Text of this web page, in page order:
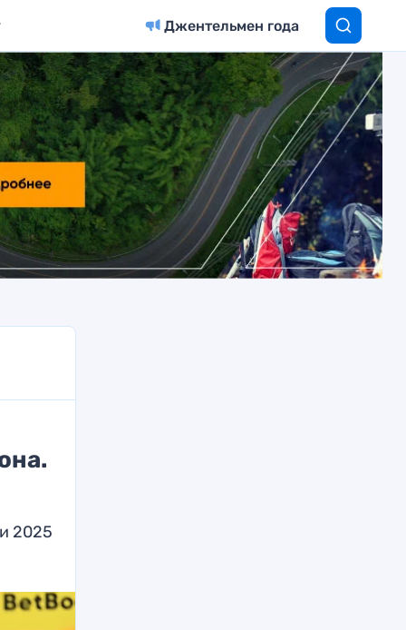
Джентельмен года
2025